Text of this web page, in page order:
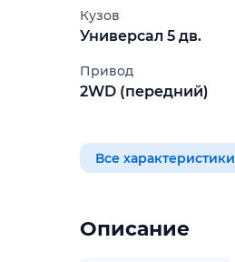
Кузов
Универсал 5 дв.
Привод
2WD (передний)
Все характеристики
Описание